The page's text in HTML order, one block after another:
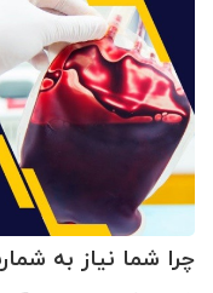
چرا شما نیاز به